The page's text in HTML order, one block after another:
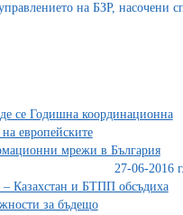
на БЗР, насочени
се Годишна координационна
европейските
мрежи в България
27-06-2016 г.
Казахстан и БТПП обсъдиха
за бъдещо